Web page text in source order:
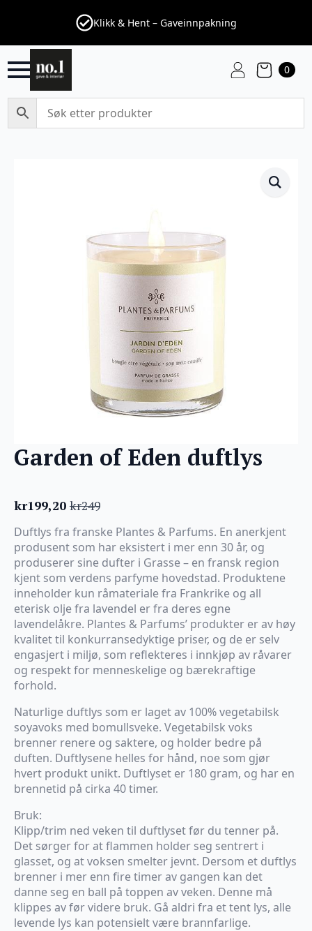
Klikk & Hent – Gaveinnpakning
0
Garden of Eden duftlys
kr249
Opprinnelig
pris
var:
kr249.
kr199,20
Nåværende
pris
er:
kr199,20.
Duftlys fra franske Plantes & Parfums. En anerkjent
produsent som har eksistert i mer enn 30 år, og
produserer sine dufter i Grasse – en fransk region
kjent som verdens parfyme hovedstad. Produktene
inneholder kun råmateriale fra Frankrike og all
eterisk olje fra lavendel er fra deres egne
lavendelåkre. Plantes & Parfums’ produkter er av høy
kvalitet til konkurransedyktige priser, og de er selv
engasjert i miljø, som reflekteres i innkjøp av råvarer
og respekt for menneskelige og bærekraftige
forhold.
Naturlige duftlys som er laget av 100% vegetabilsk
soyavoks med bomullsveke. Vegetabilsk voks
brenner renere og saktere, og holder bedre på
duften. Duftlysene helles for hånd, noe som gjør
hvert produkt unikt. Duftlyset er 180 gram, og har en
brennetid på cirka 40 timer.
Bruk:
Klipp/trim ned veken til duftlyset før du tenner på.
Det sørger for at flammen holder seg sentrert i
glasset, og at voksen smelter jevnt. Dersom et duftlys
brenner i mer enn fire timer av gangen kan det
danne seg en ball på toppen av veken. Denne må
klippes av før videre bruk. Gå aldri fra et tent lys, alle
levende lys kan potensielt være brannfarlige.